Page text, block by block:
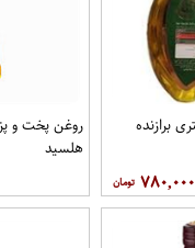
۷۸۰,۰۰۰
هلسید